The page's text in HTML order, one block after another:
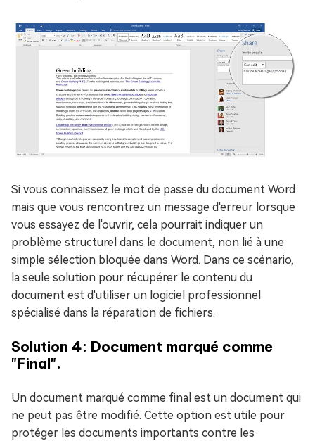
Si vous connaissez le mot de passe du document Word
mais que vous rencontrez un message d'erreur lorsque
vous essayez de l'ouvrir, cela pourrait indiquer un
problème structurel dans le document, non lié à une
simple sélection bloquée dans Word. Dans ce scénario,
la seule solution pour récupérer le contenu du
document est d'utiliser un logiciel professionnel
spécialisé dans la réparation de fichiers.
Solution 4: Document marqué comme
"Final".
Un document marqué comme final est un document qui
ne peut pas être modifié. Cette option est utile pour
protéger les documents importants contre les